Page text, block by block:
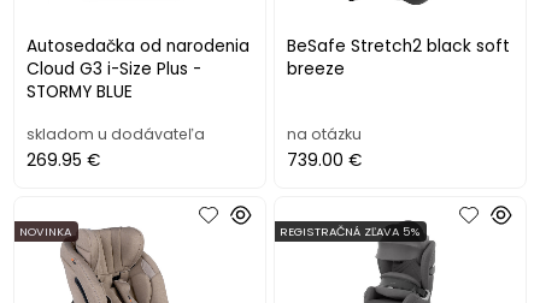
Autosedačka od narodenia
Cloud G3 i-Size Plus -
STORMY BLUE
skladom u dodávateľa
269.95 €
BeSafe Stretch2 black soft
breeze
na otázku
739.00 €
NOVINKA REGISTRAČNÁ ZĽAVA 5%